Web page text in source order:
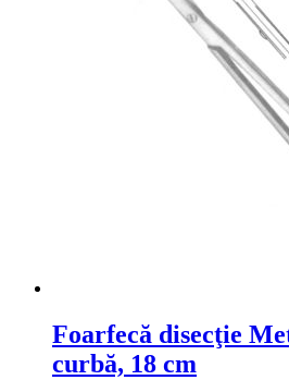
Foarfecă disecţie
curbă, 18 cm